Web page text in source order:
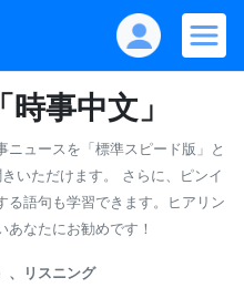
事中文」
ュースを「標準スピード版」と
いただけます。
さらに、ピンイ
る語句も学習できます。ヒアリン
なたにお勧めです！
、リスニング